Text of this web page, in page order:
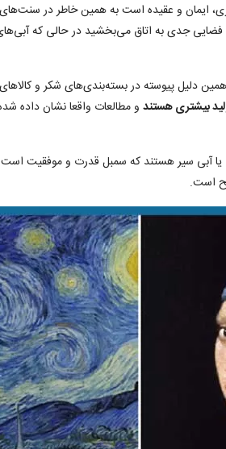
ایمان و عقیده است به همین خاطر در
جدی به اتاق می‌بخشید در حالی که
دلیل پیوسته در بسته‌بندی‌های شکر و
بیشتری هستند و مطالعات واقعا نشان داده
یا آبی سیر هستند که سمبل قدرت و موفقیت
است.